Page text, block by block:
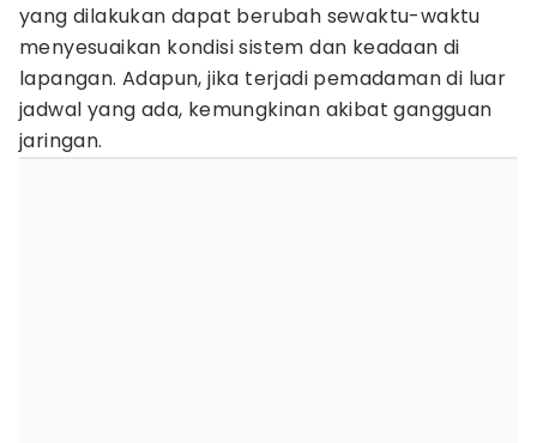
yang dilakukan dapat berubah sewaktu-waktu
menyesuaikan kondisi sistem dan keadaan di
lapangan. Adapun, jika terjadi pemadaman di luar
jadwal yang ada, kemungkinan akibat gangguan
jaringan.